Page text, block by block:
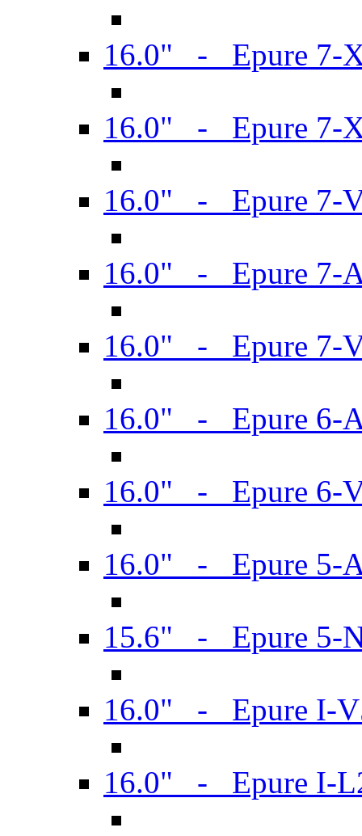
16.0" - Epure 7-
16.0" - Epure 7-
16.0" - Epure 7-
16.0" - Epure 7-
16.0" - Epure 7-
16.0" - Epure 6-
16.0" - Epure 6-
16.0" - Epure 5-
15.6" - Epure 5-
16.0" - Epure I-
16.0" - Epure I-